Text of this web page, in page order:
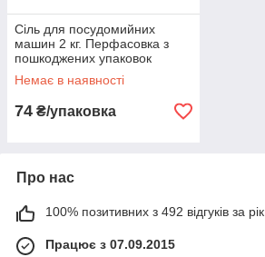
Сіль для посудомийних
машин 2 кг. Перфасовка з
пошкоджених упаковок
Немає в наявності
74 ₴/упаковка
Про нас
100% позитивних з 492 відгуків за рік
Працює з 07.09.2015